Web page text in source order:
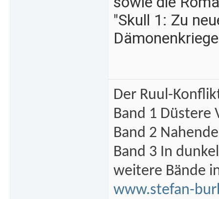
"Skull 1: Zu
Der Ruul-
Band 1 Düstere
Band 2
Band 3 In
weitere Bände
www.stefan-